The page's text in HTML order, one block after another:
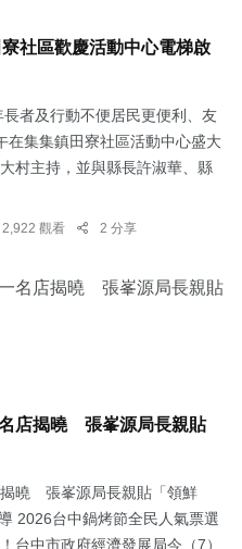
社區歡慶活動中心電梯啟
長者及行動不便居民更便利、友
在集集鎮田寮社區活動中心盛大
村主持，並與縣長許淑華、縣
2,922 觀看 2 分享
店揭曉 張峯源局長親貼
曉 張峯源局長親貼「領鮮
2026台中鍋烤節全民人氣票選
台中市政府經濟發展局今（7）